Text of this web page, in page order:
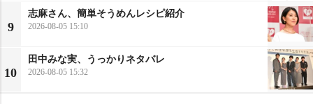
9
志麻さん、簡単そうめんレシピ紹介
2026-08-05 15:10
10
田中みな実、うっかりネタバレ
2026-08-05 15:32